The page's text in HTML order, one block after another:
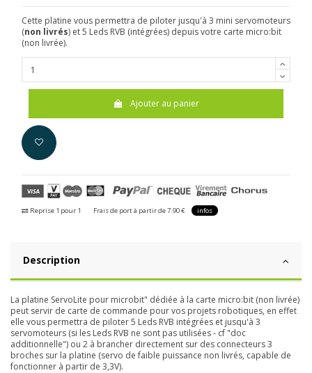
Cette platine vous permettra de piloter jusqu'à 3 mini servomoteurs
(non livrés) et 5 Leds RVB (intégrées) depuis votre carte micro:bit
(non livrée).
Ajouter au panier
Reprise 1 pour 1 Frais de port à partir de 7.90 € infos
Description
La platine ServoLite pour microbit" dédiée à la carte micro:bit (non livrée)
peut servir de carte de commande pour vos projets robotiques, en effet
elle vous permettra de piloter 5 Leds RVB intégrées et jusqu'à 3
servomoteurs (si les Leds RVB ne sont pas utilisées - cf "doc
additionnelle") ou 2 à brancher directement sur des connecteurs 3
broches sur la platine (servo de faible puissance non livrés, capable de
fonctionner à partir de 3,3V).